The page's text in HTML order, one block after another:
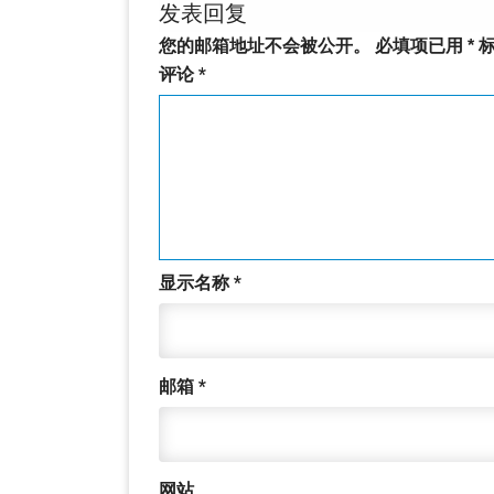
发表回复
您的邮箱地址不会被公开。 必填项已用 *
评论*
显示名称*
邮箱 *